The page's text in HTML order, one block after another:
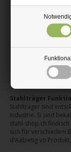
IPE-
Lieferung 4-
Hier
Stahlträger
Stahlträger sind
Industrie. Si sind
stahl-shop.ch
sich für verschiedeni
d'Aabietig vo